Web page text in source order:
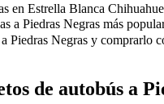
en Estrella Blanca
a Piedras Negras más
Piedras Negras y comprarlo
de autobús a